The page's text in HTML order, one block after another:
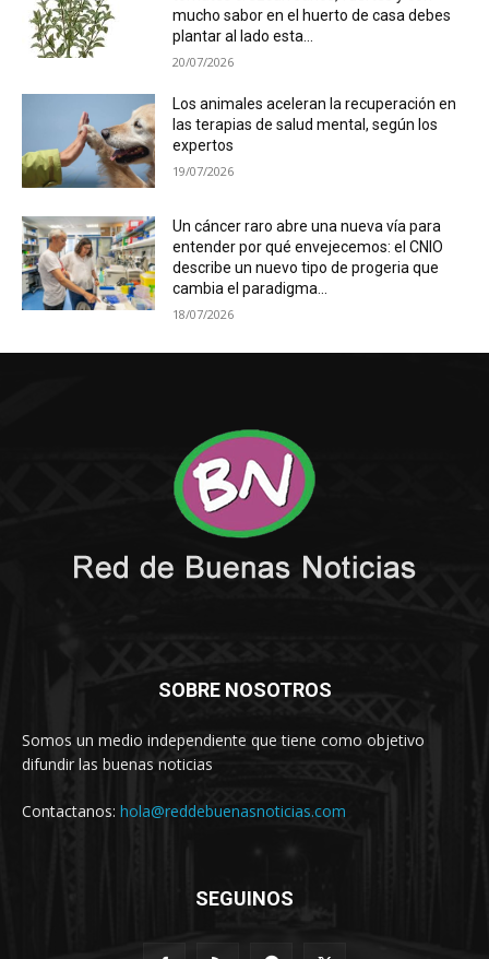
mucho sabor en el huerto de casa debes
plantar al lado esta...
20/07/2026
Los animales aceleran la recuperación en
las terapias de salud mental, según los
expertos
19/07/2026
Un cáncer raro abre una nueva vía para
entender por qué envejecemos: el CNIO
describe un nuevo tipo de progeria que
cambia el paradigma...
18/07/2026
SOBRE NOSOTROS
Somos un medio independiente que tiene como objetivo
difundir las buenas noticias
Contactanos: hola@reddebuenasnoticias.com
SEGUINOS